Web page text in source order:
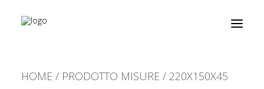
HOME PRODOTTO MISURE 220X150X45